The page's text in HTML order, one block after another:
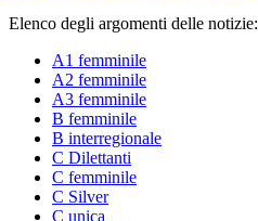
Elenco degli argomenti delle notizie:
A1 femminile
A2 femminile
A3 femminile
B femminile
B interregionale
C Dilettanti
C femminile
C Silver
C unica